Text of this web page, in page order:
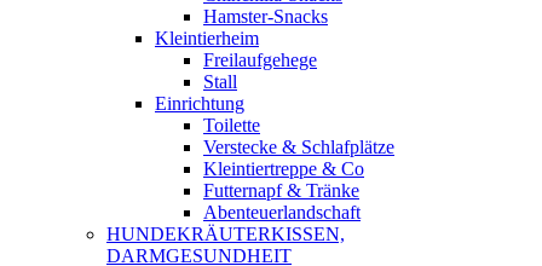
Hamster-Snacks
Kleintierheim
Freilaufgehege
Stall
Einrichtung
Toilette
Verstecke & Schlafplätze
Kleintiertreppe & Co
Futternapf & Tränke
Abenteuerlandschaft
HUNDEKRÄUTERKISSEN,
DARMGESUNDHEIT